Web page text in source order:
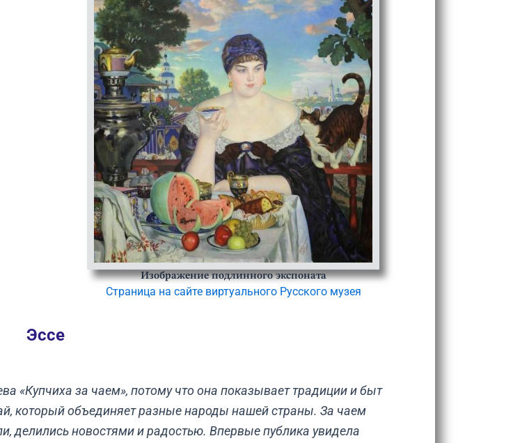
Изображение подлинного экспоната
Страница на сайте виртуального Русского музея
Эссе
«Купчиха за чаем», потому что она показывает традиции и быт
который объединяет разные народы нашей страны. За чаем
делились новостями и радостью. Впервые публика увидела